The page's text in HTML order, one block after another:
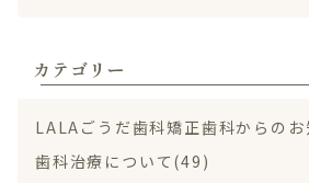
カテゴリー
LALAごうだ歯科矯正歯科からの
歯科治療について(49)